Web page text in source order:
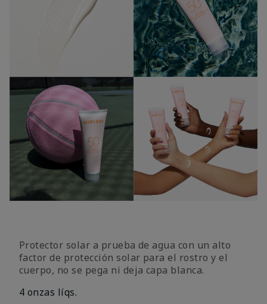
Protector solar a prueba de agua con un alto
factor de protección solar para el rostro y el
cuerpo, no se pega ni deja capa blanca.
4 onzas líqs.